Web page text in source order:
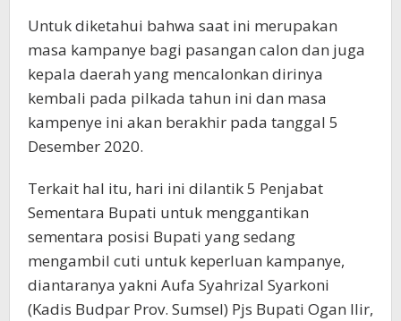
Untuk diketahui bahwa saat ini merupakan
masa kampanye bagi pasangan calon dan juga
kepala daerah yang mencalonkan dirinya
kembali pada pilkada tahun ini dan masa
kampenye ini akan berakhir pada tanggal 5
Desember 2020.
Terkait hal itu, hari ini dilantik 5 Penjabat
Sementara Bupati untuk menggantikan
sementara posisi Bupati yang sedang
mengambil cuti untuk keperluan kampanye,
diantaranya yakni Aufa Syahrizal Syarkoni
(Kadis Budpar Prov. Sumsel) Pjs Bupati Ogan Ilir,